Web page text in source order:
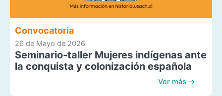
Convocatoria
26 de Mayo de 2026
Seminario-taller Mujeres indígenas ante
la conquista y colonización española
Ver más →